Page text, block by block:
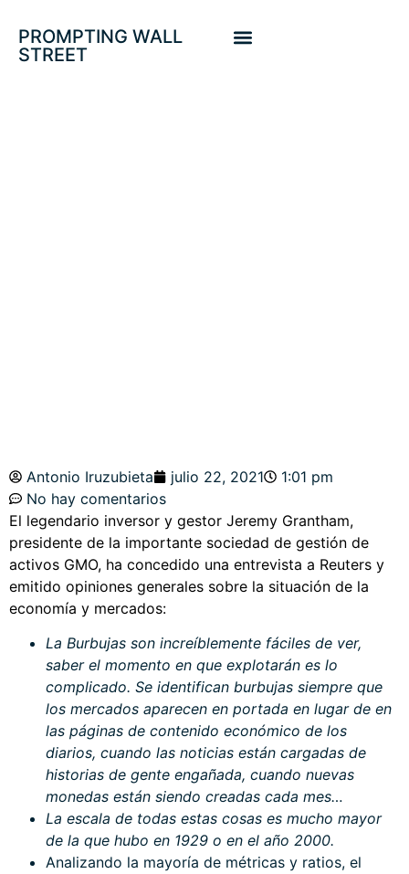
PROMPTING WALL
STREET
Antonio Iruzubieta julio 22, 2021
1:01 pm
No hay comentarios
El legendario inversor y gestor Jeremy Grantham,
presidente de la importante sociedad de gestión de
activos GMO, ha concedido una entrevista a Reuters y
emitido opiniones generales sobre la situación de la
economía y mercados:
La Burbujas son increíblemente fáciles de ver,
saber el momento en que explotarán es lo
complicado. Se identifican burbujas siempre que
los mercados aparecen en portada en lugar de en
las páginas de contenido económico de los
diarios, cuando las noticias están cargadas de
historias de gente engañada, cuando nuevas
monedas están siendo creadas cada mes…
La escala de todas estas cosas es mucho mayor
de la que hubo en 1929 o en el año 2000.
Analizando la mayoría de métricas y ratios, el